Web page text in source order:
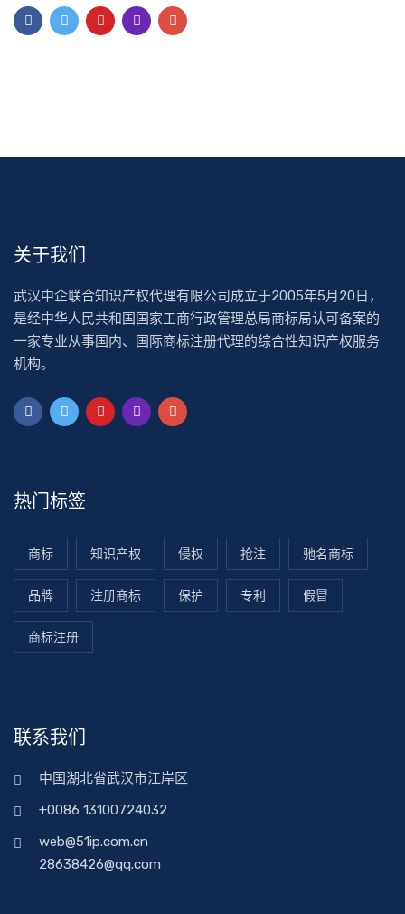
关于我们
武汉中企联合知识产权代理有限公司成立于2005年5月20日，
是经中华人民共和国国家工商行政管理总局商标局认可备案的
一家专业从事国内、国际商标注册代理的综合性知识产权服务
机构。
热门标签
商标 知识产权 侵权 抢注 驰名商标
品牌 注册商标 保护 专利 假冒
商标注册
联系我们
中国湖北省武汉市江岸区
+0086 13100724032
web@51ip.com.cn
28638426@qq.com